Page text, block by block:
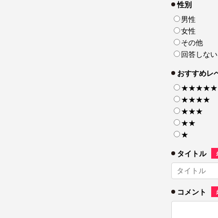
性別
男性
女性
その他
回答しない
おすすめレ
★★★★★
★★★★
★★★
★★
★
タイトル
コメント